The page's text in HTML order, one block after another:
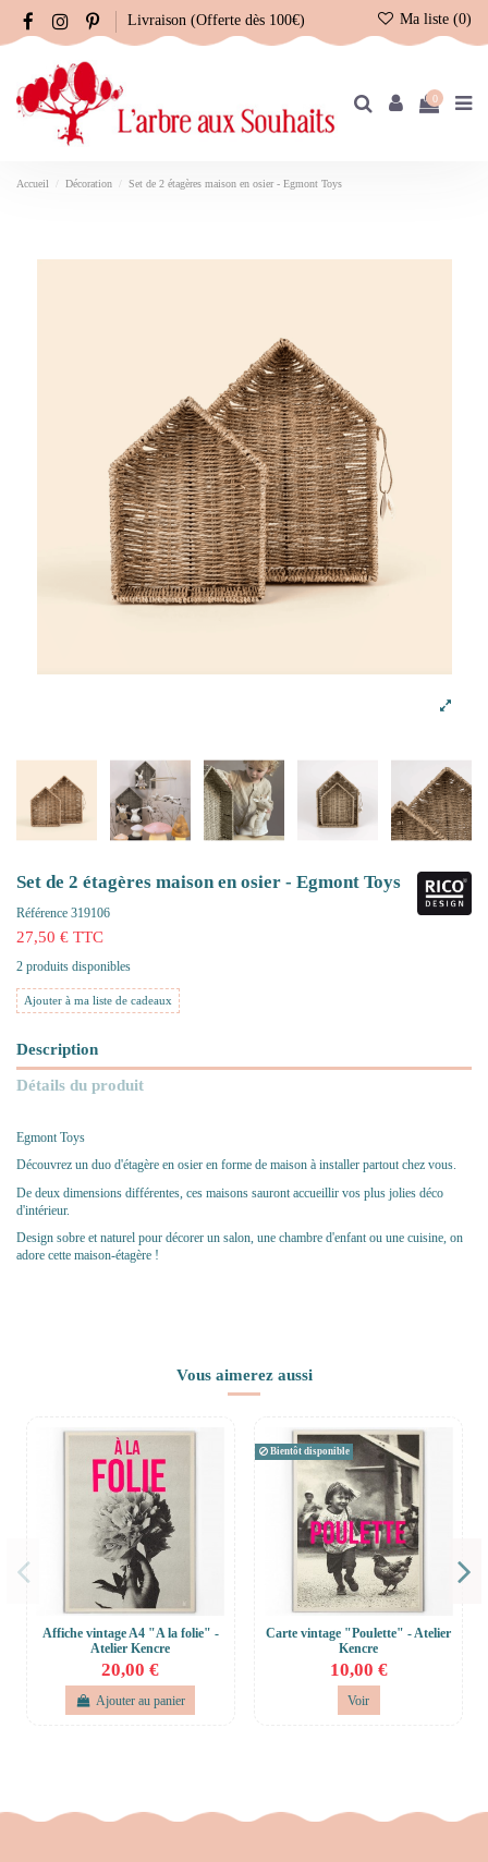
Livraison (Offerte dès 100€) Ma liste (0)
0
Accueil Décoration Set de 2 étagères maison en osier - Egmont Toys
Set de 2 étagères maison en osier - Egmont Toys
Référence 319106
27,50 € TTC
2 produits disponibles
Ajouter à ma liste de cadeaux
Description
Détails du produit
Egmont Toys
Découvrez un duo d'étagère en osier en forme de maison à installer partout chez vous.
De deux dimensions différentes, ces maisons sauront accueillir vos plus jolies déco
d'intérieur.
Design sobre et naturel pour décorer un salon, une chambre d'enfant ou une cuisine, on
adore cette maison-étagère !
Vous aimerez aussi
Affiche vintage A4 "A la folie" -
Atelier Kencre
20,00 €
Ajouter au panier
Bientôt disponible
Carte vintage "Poulette" - Atelier
Kencre
10,00 €
Voir